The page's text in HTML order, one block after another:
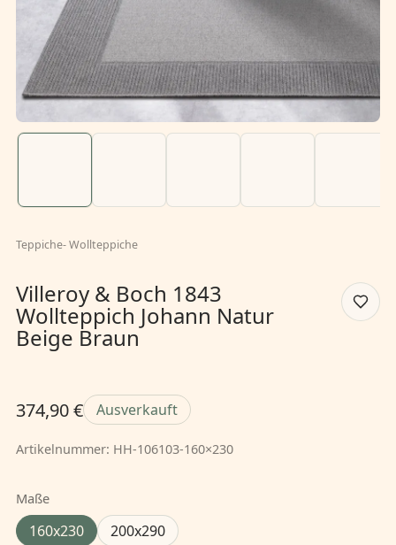
Teppiche-Wollteppiche
Villeroy & Boch 1843
Wollteppich Johann Natur
Beige Braun
374,90 € Ausverkauft
Artikelnummer: HH-106103-160×230
Maße
160x230 200x290